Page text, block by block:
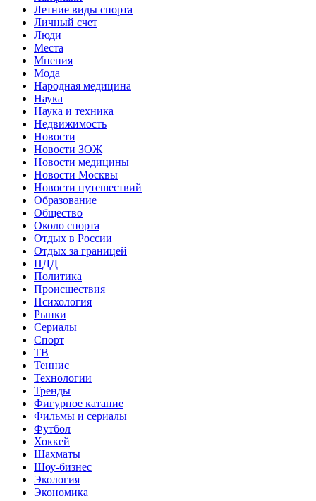
Летние виды спорта
Личный счет
Люди
Места
Мнения
Мода
Народная медицина
Наука
Наука и техника
Недвижимость
Новости
Новости ЗОЖ
Новости медицины
Новости Москвы
Новости путешествий
Образование
Общество
Около спорта
Отдых в России
Отдых за границей
ПДД
Политика
Происшествия
Психология
Рынки
Сериалы
Спорт
ТВ
Теннис
Технологии
Тренды
Фигурное катание
Фильмы и сериалы
Футбол
Хоккей
Шахматы
Шоу-бизнес
Экология
Экономика